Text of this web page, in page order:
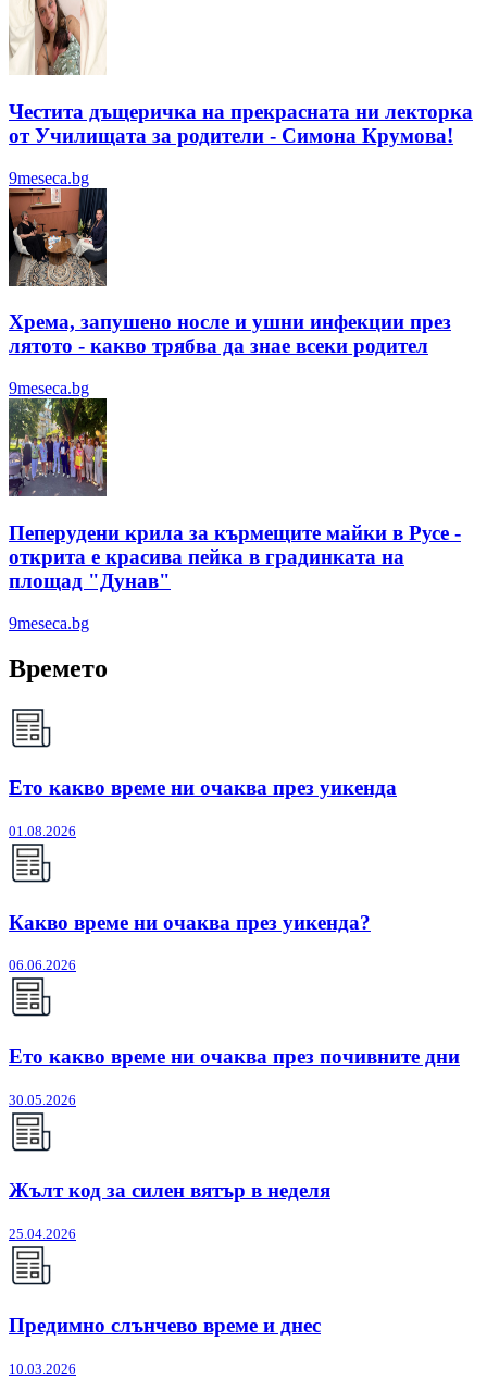
Честита дъщеричка на прекрасната ни лекторка
от Училищата за родители - Симона Крумова!
9meseca.bg
Хрема, запушено носле и ушни инфекции през
лятотo - какво трябва да знае всеки родител
9meseca.bg
Пеперудени крила за кърмещите майки в Русе -
открита е красива пейка в градинката на
площад "Дунав"
9meseca.bg
Времето
Ето какво време ни очаква през уикенда
01.08.2026
Какво време ни очаква през уикенда?
06.06.2026
Ето какво време ни очаква през почивните дни
30.05.2026
Жълт код за силен вятър в неделя
25.04.2026
Предимно слънчево време и днес
10.03.2026